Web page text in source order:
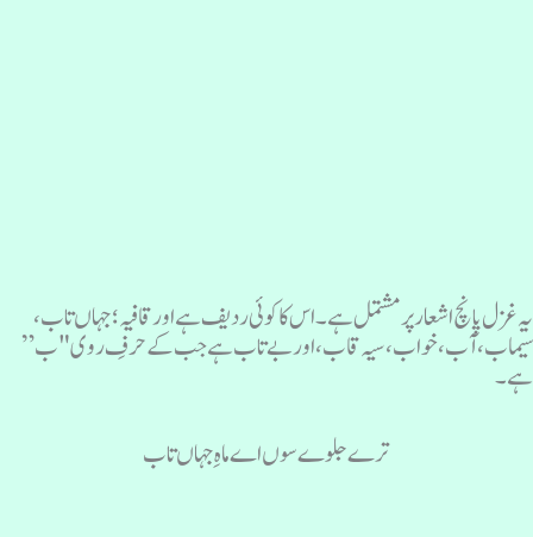
یہ غزل پانچ اشعار پر مشتمل ہے۔ اس کا کوئی ردیف ہے اور قافیہ؛ جہاں تاب،
سیماب، آب، خواب، سیہ قاب، اور بے تاب ہے جب کے حرفِ روی "ب”
ہے۔
ترے جلوے سوں اے ماہِ جہاں تاب